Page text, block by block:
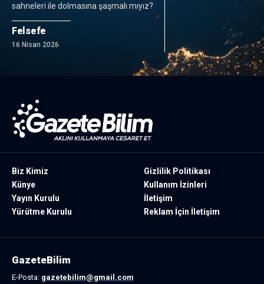
sahneleri ile dolmasına şaşmalı mıyız?
Felsefe
16 Nisan 2026
Biz Kimiz
Künye
Yayın Kurulu
Yürütme Kurulu
Gizlilik Politikası
Kullanım İzinleri
İletişim
Reklam İçin İletişim
GazeteBilim
E-Posta: gazetebilim@gmail.com